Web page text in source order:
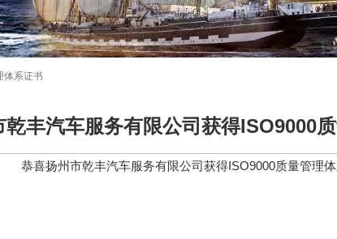
体系证书
乾丰汽车服务有限公司获得ISO9000